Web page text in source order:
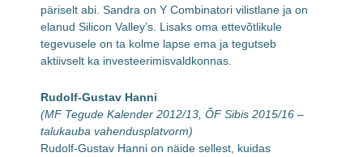
päriselt abi. Sandra on Y Combinatori vilistlane ja on
elanud Silicon Valley’s. Lisaks oma ettevõtlikule
tegevusele on ta kolme lapse ema ja tegutseb
aktiivselt ka investeerimisvaldkonnas.
Rudolf-Gustav Hanni
(MF Tegude Kalender 2012/13, ÕF Sibis 2015/16 –
talukauba vahendusplatvorm)
Rudolf-Gustav Hanni on näide sellest, kuidas